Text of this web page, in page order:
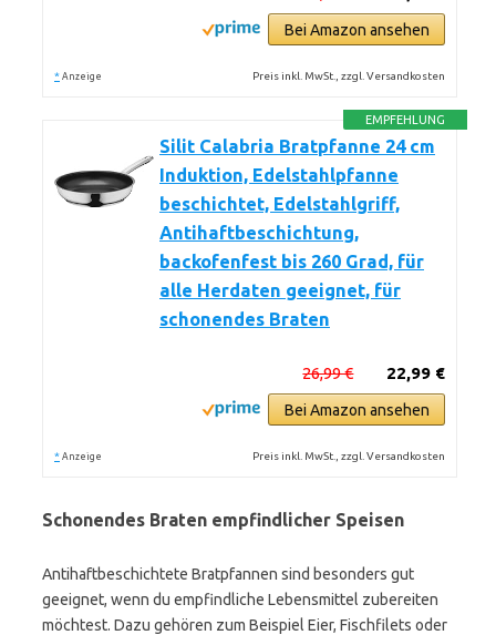
Bei Amazon ansehen
* Anzeige Preis inkl. MwSt., zzgl. Versandkosten
EMPFEHLUNG
Silit Calabria Bratpfanne 24 cm
Induktion, Edelstahlpfanne
beschichtet, Edelstahlgriff,
Antihaftbeschichtung,
backofenfest bis 260 Grad, für
alle Herdaten geeignet, für
schonendes Braten
22,99 €
26,99 €
Bei Amazon ansehen
* Anzeige Preis inkl. MwSt., zzgl. Versandkosten
Schonendes Braten empfindlicher Speisen
Antihaftbeschichtete Bratpfannen sind besonders gut
geeignet, wenn du empfindliche Lebensmittel zubereiten
möchtest. Dazu gehören zum Beispiel Eier, Fischfilets oder